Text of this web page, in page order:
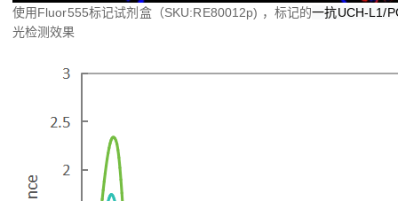
使用Fluor555标记试剂盒（SKU:RE80012p) ，标记的一抗UCH-L1/
光检测效果